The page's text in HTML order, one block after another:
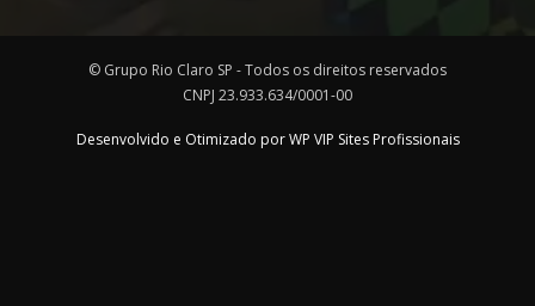
© Grupo Rio Claro SP - Todos os direitos reservados
CNPJ 23.933.634/0001-00
Desenvolvido e Otimizado por WP VIP Sites Profissionais